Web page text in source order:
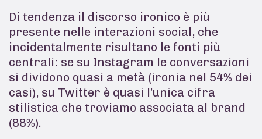
Di tendenza il discorso ironico è più
presente nelle interazioni social, che
incidentalmente risultano le fonti più
centrali: se su Instagram le conversazioni
si dividono quasi a metà (ironia nel 54% dei
casi), su Twitter è quasi l’unica cifra
stilistica che troviamo associata al brand
(88%).